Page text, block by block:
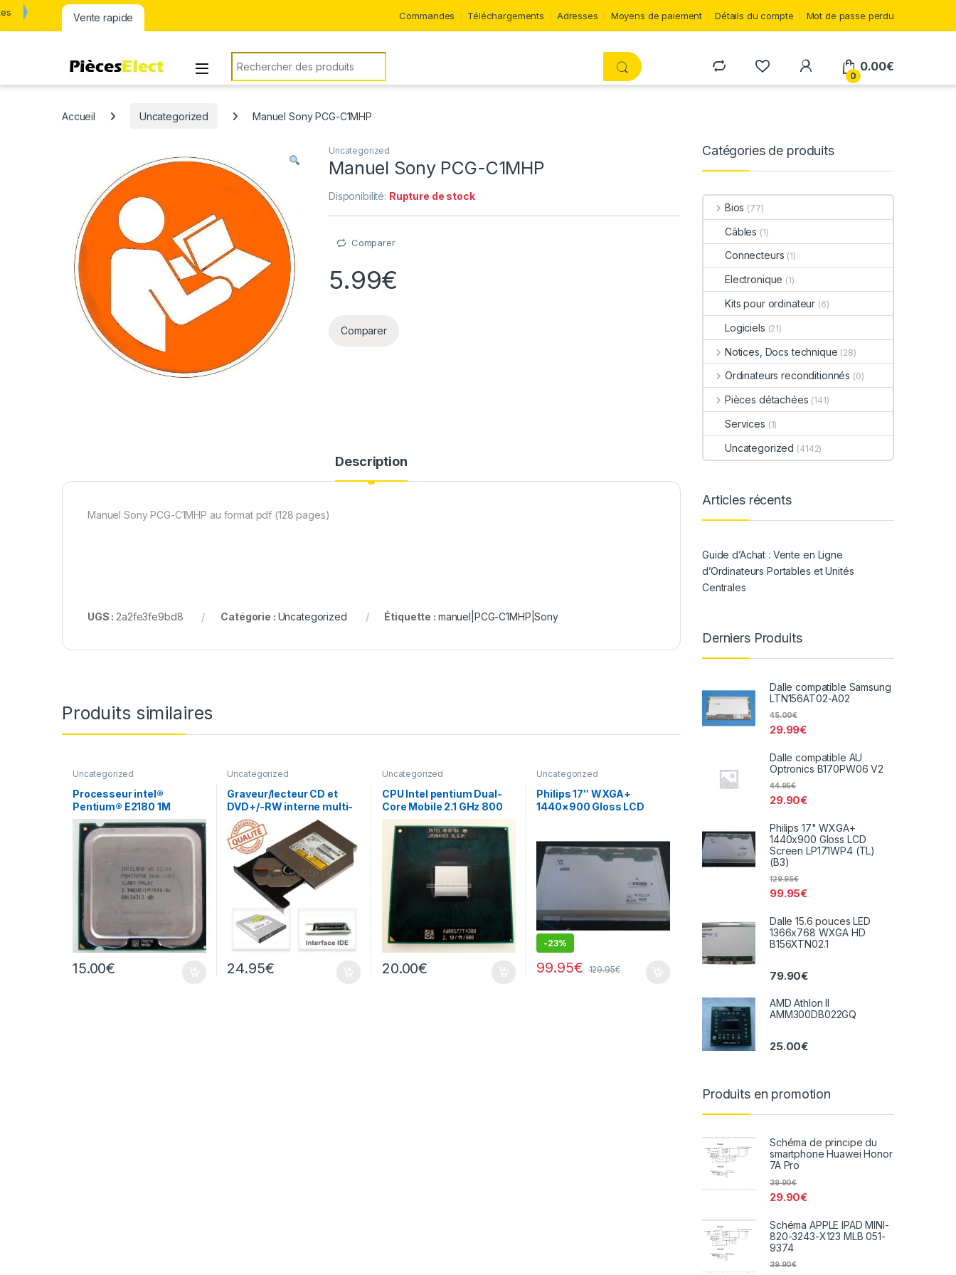
Vente rapide Commandes Téléchargements Adresses Moyens de paiement Détails du compte Mot de passe perdu
Rechercher:
0
0.00€
Accueil Uncategorized Manuel Sony PCG-C1MHP
Uncategorized
Manuel Sony PCG-C1MHP
Disponibilité: Rupture de stock
Comparer
5.99€
Comparer
Description
Manuel Sony PCG-C1MHP au format pdf (128 pages)
UGS :2a2fe3fe9bd8 Catégorie : Uncategorized Étiquette : manuel|PCG-C1MHP|Sony
Produits similaires
Uncategorized
Processeur intel®
Pentium® E2180 1M
Cache, 2.00 GHz, 800
MHz FSB
15.00€
Uncategorized
Graveur/lecteur CD et
DVD+/-RW interne multi-
recorder portable UJ-850
24.95€
Uncategorized
CPU Intel pentium Dual-
Core Mobile 2.1 GHz 800
MHz
20.00€
Uncategorized
Philips 17″ WXGA+
1440×900 Gloss LCD
-23%
99.95€ 129.95€
Catégories de produits
Bios (77)
Câbles (1)
Connecteurs (1)
Electronique (1)
Kits pour ordinateur (6)
Logiciels (21)
Notices, Docs technique (28)
Ordinateurs reconditionnés (0)
Pièces détachées (141)
Services (1)
Uncategorized (4142)
Articles récents
Guide d’Achat : Vente en Ligne
d’Ordinateurs Portables et Unités
Centrales
Derniers Produits
Dalle compatible Samsung
LTN156AT02-A02
29.99€
45.00€
Dalle compatible AU
Optronics B170PW06 V2
29.90€
44.95€
Philips 17" WXGA+
1440x900 Gloss LCD
Screen LP171WP4 (TL)
(B3)
99.95€
129.95€
Dalle 15.6 pouces LED
1366x768 WXGA HD
B156XTN02.1
79.90€
AMD Athlon II
AMM300DB022GQ
25.00€
Produits en promotion
Schéma de principe du
smartphone Huawei Honor
7A Pro
29.90€
39.90€
Schéma APPLE IPAD MINI-
820-3243-X123 MLB 051-
9374
39.90€